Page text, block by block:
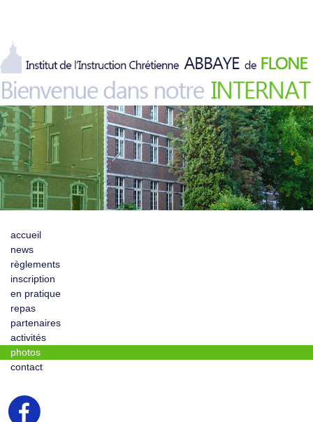
accueil
news
règlements
inscription
en pratique
repas
partenaires
activités
photos
contact